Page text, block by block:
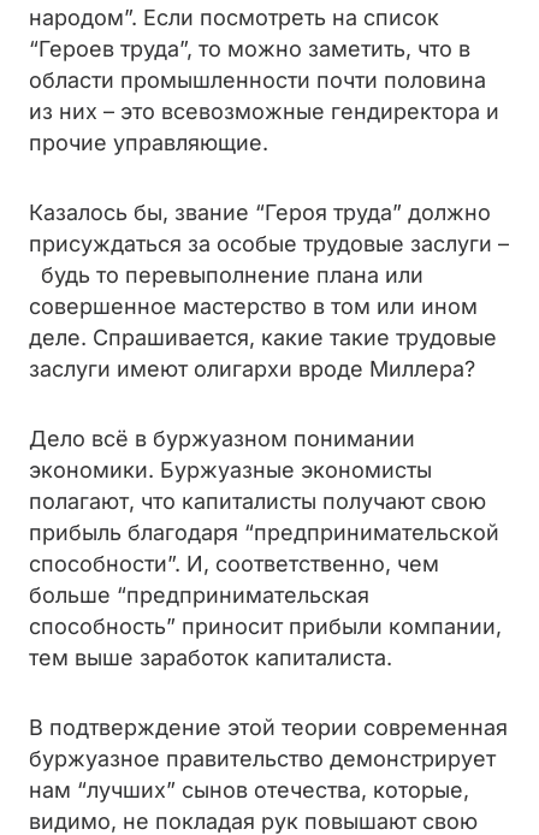
народом”. Если посмотреть на список
“Героев труда”, то можно заметить, что в
области промышленности почти половина
из них – это всевозможные гендиректора и
прочие управляющие.
Казалось бы, звание “Героя труда” должно
присуждаться за особые трудовые заслуги –
будь то перевыполнение плана или
совершенное мастерство в том или ином
деле. Спрашивается, какие такие трудовые
заслуги имеют олигархи вроде Миллера?
Дело всё в буржуазном понимании
экономики. Буржуазные экономисты
полагают, что капиталисты получают свою
прибыль благодаря “предпринимательской
способности”. И, соответственно, чем
больше “предпринимательская
способность” приносит прибыли компании,
тем выше заработок капиталиста.
В подтверждение этой теории современная
буржуазное правительство демонстрирует
нам “лучших” сынов отечества, которые,
видимо, не покладая рук повышают свою